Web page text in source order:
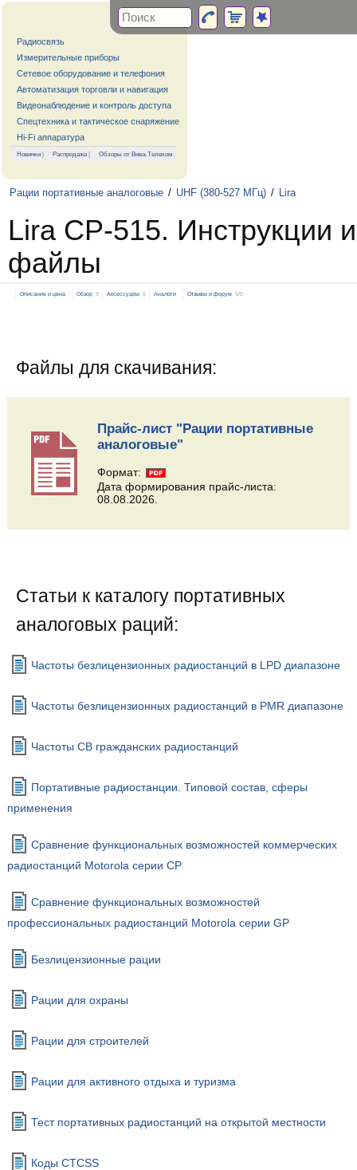
Радиосвязь
Измерительные приборы
Сетевое оборудование и телефония
Автоматизация торговли и навигация
Видеонаблюдение и контроль доступа
Спецтехника и тактическое снаряжение
Hi-Fi аппаратура
Новинки | Распродажа| Обзоры от Вива-Телеком
Рации портативные аналоговые / UHF (380-527 МГц) / Lira
Lira CP-515. Инструкции и
файлы
Описание и цена Обзор 9 Аксессуары 6 Аналоги Отзывы и форум 0/0
Файлы для скачивания:
Прайс-лист "Рации портативные
аналоговые"
Формат:
Дата формирования прайс-листа:
08.08.2026.
Статьи к каталогу портативных
аналоговых раций:
Частоты безлицензионных радиостанций в LPD диапазоне
Частоты безлицензионных радиостанций в PMR диапазоне
Частоты CB гражданских радиостанций
Портативные радиостанции. Типовой состав, сферы
применения
Сравнение функциональных возможностей коммерческих
радиостанций Motorola серии CP
Сравнение функциональных возможностей
профессиональных радиостанций Motorola серии GP
Безлицензионные рации
Рации для охраны
Рации для строителей
Рации для активного отдыха и туризма
Тест портативных радиостанций на открытой местности
Коды CTCSS